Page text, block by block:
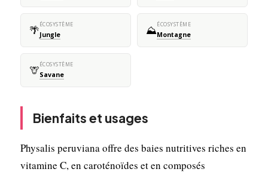
🌴 ÉCOSYSTÈME
Jungle ⛰️ÉCOSYSTÈME
Montagne
🦒 ÉCOSYSTÈME
Savane
Bienfaits et usages
Physalis peruviana offre des baies nutritives riches en
vitamine C, en caroténoïdes et en composés